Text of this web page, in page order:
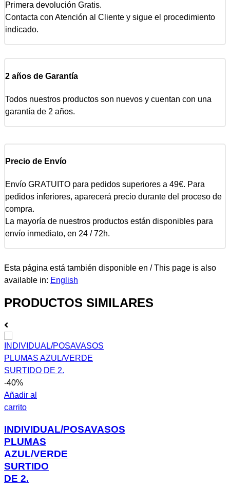
Primera devolución Gratis.
Contacta con Atención al Cliente y sigue el procedimiento
indicado.
2 años de Garantía
Todos nuestros productos son nuevos y cuentan con una
garantía de 2 años.
Precio de Envío
Envío GRATUITO para pedidos superiores a 49€. Para
pedidos inferiores, aparecerá precio durante del proceso de
compra.
La mayoría de nuestros productos están disponibles para
envío inmediato, en 24 / 72h.
Esta página está también disponible en / This page is also
available in: English
PRODUCTOS SIMILARES
-40%
Añadir al
carrito
INDIVIDUAL/POSAVASOS
PLUMAS
AZUL/VERDE
SURTIDO
DE 2.